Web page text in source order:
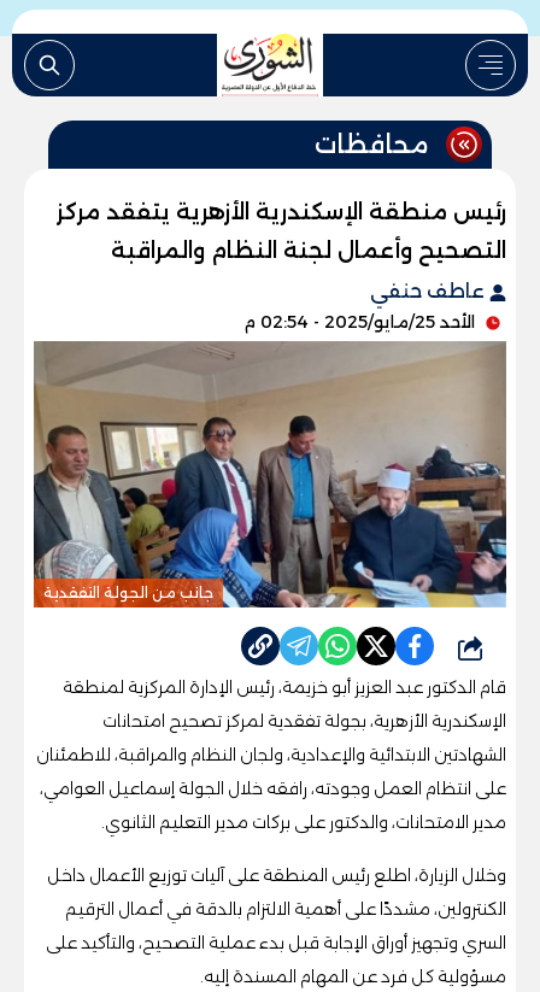
محافظات
رئيس منطقة الإسكندرية الأزهرية يتفقد مركز
التصحيح وأعمال لجنة النظام والمراقبة
عاطف حنفي
الأحد 25/مايو/2025 - 02:54 م
جانب من الجولة التفقدية
شارك
قام الدكتور عبد العزيز أبو خزيمة، رئيس الإدارة المركزية لمنطقة
الإسكندرية الأزهرية، بجولة تفقدية لمركز تصحيح امتحانات
الشهادتين الابتدائية والإعدادية، ولجان النظام والمراقبة، للاطمئنان
على انتظام العمل وجودته، رافقه خلال الجولة إسماعيل العوامي،
مدير الامتحانات، والدكتور على بركات مدير التعليم الثانوي.
وخلال الزيارة، اطلع رئيس المنطقة على آليات توزيع الأعمال داخل
الكنترولين، مشددًا على أهمية الالتزام بالدقة في أعمال الترقيم
السري وتجهيز أوراق الإجابة قبل بدء عملية التصحيح، والتأكيد على
مسؤولية كل فرد عن المهام المسندة إليه.